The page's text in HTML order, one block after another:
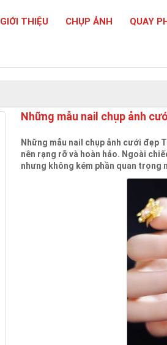
GIỚI THIỆU CHỤP ẢNH QUAY
Những mẫu nail chụp ảnh
Những mẫu nail chụp ảnh cưới đẹp
nên rạng rỡ và hoàn hảo. Ngoài
nhưng không kém phần quan trọng